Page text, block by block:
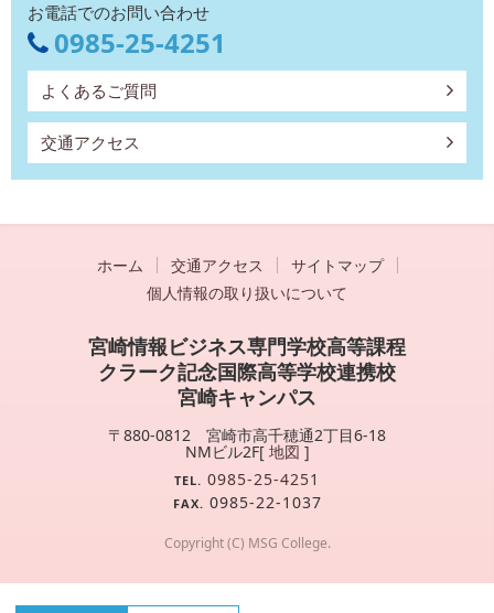
お電話でのお問い合わせ
0985-25-4251
よくあるご質問
交通アクセス
ホーム 交通アクセス
サイトマップ
個人情報の取り扱いについて
宮崎情報ビジネス専門学校高等課程
クラーク記念国際高等学校連携校
宮崎キャンパス
〒880-0812 宮崎市高千穂通2丁目6-18
NMビル2F[ 地図 ]
TEL. 0985-25-4251
FAX. 0985-22-1037
Copyright (C) MSG College.